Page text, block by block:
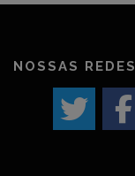
NOSSAS REDES